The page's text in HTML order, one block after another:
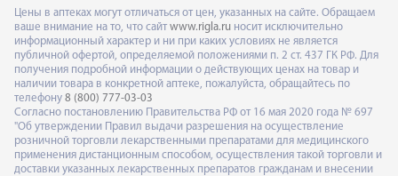
Цены в аптеках могут отличаться от цен, указанных на сайте. Обращаем
ваше внимание на то, что сайт www.rigla.ru носит исключительно
информационный характер и ни при каких условиях не является
публичной офертой, определяемой положениями п. 2 ст. 437 ГК РФ. Для
получения подробной информации о действующих ценах на товар и
наличии товара в конкретной аптеке, пожалуйста, обращайтесь по
телефону 8 (800) 777-03-03
Согласно постановлению Правительства РФ от 16 мая 2020 года № 697
"Об утверждении Правил выдачи разрешения на осуществление
розничной торговли лекарственными препаратами для медицинского
применения дистанционным способом, осуществления такой торговли и
доставки указанных лекарственных препаратов гражданам и внесении